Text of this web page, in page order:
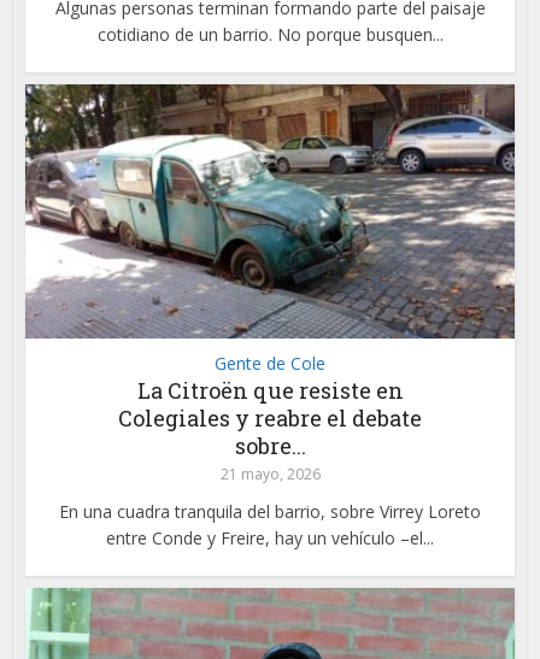
Algunas personas terminan formando parte del paisaje
cotidiano de un barrio. No porque busquen...
Gente de Cole
La Citroën que resiste en
Colegiales y reabre el debate
sobre...
21 mayo, 2026
En una cuadra tranquila del barrio, sobre Virrey Loreto
entre Conde y Freire, hay un vehículo –el...